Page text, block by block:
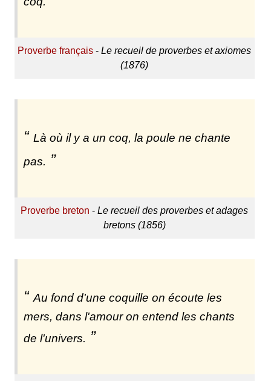
Proverbe français -Le recueil de proverbes et axiomes
(1876)
Là où il y a un coq, la poule ne chante
pas.
Proverbe breton -Le recueil des proverbes et adages
bretons (1856)
Au fond d'une coquille on écoute les
mers, dans l'amour on entend les chants
de l'univers.